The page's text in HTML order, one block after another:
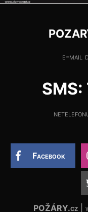
e-mail
Facebook
POŽÁRY.cz|